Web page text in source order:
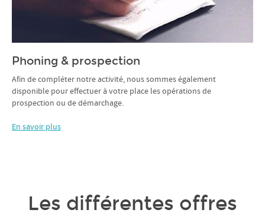
Phoning & prospection
Afin de compléter notre activité, nous sommes également
disponible pour effectuer à votre place les opérations de
prospection ou de démarchage.
En savoir plus
Les différentes offres